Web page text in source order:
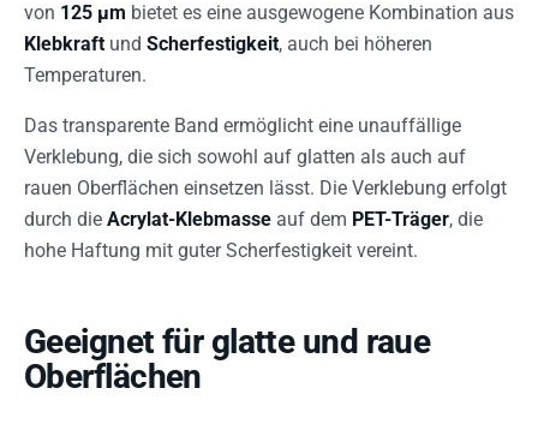
von 125 µm bietet es eine ausgewogene Kombination aus
Klebkraft und Scherfestigkeit, auch bei höheren
Temperaturen.
Das transparente Band ermöglicht eine unauffällige
Verklebung, die sich sowohl auf glatten als auch auf
rauen Oberflächen einsetzen lässt. Die Verklebung erfolgt
durch die Acrylat-Klebmasse auf dem PET-Träger, die
hohe Haftung mit guter Scherfestigkeit vereint.
Geeignet für glatte und raue
Oberflächen